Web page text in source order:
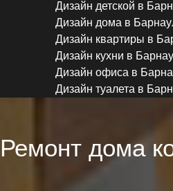
Дизайн детской в
Дизайн дома в
Дизайн квартиры в
Дизайн кухни в
Дизайн офиса в
Дизайн туалета в
Ремонт дома